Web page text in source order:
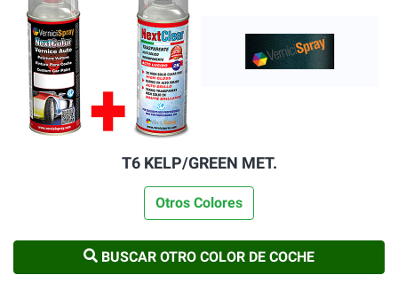
T6 KELP/GREEN MET.
Otros Colores
BUSCAR OTRO COLOR DE COCHE